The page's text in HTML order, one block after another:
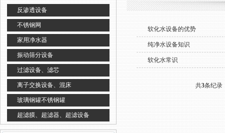
反渗透设备
不锈钢网
家用净水器
振动筛分设备
过滤设备、滤芯
离子交换设备、混床
玻璃钢罐不锈钢罐
超滤膜、超滤器、超滤设备
软化水设备的优势
纯净水设备知识
软化水常识
共3条纪录